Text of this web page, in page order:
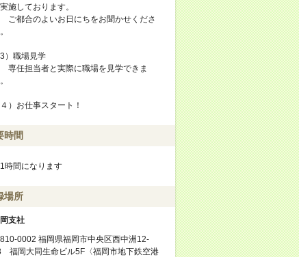
施しております。
都合のよいお日にちをお聞かせくださ
3）職場見学
任担当者と実際に職場を見学できま
４）お仕事スタート！
時間
時間になります
場所
支社
0002 福岡県福岡市中央区西中洲12-
福岡大同生命ビル5F〈福岡市地下鉄空港